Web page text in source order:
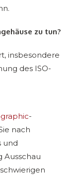
zu tun?
insbesondere
des ISO-
-
nach
und
Ausschau